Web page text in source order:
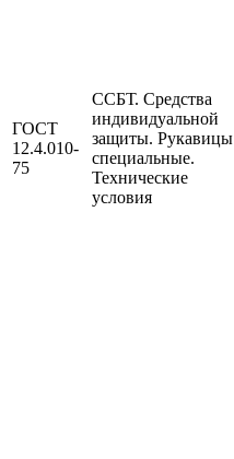
ГОСТ
12.4.010-
75
ССБТ. Средства
индивидуальной
защиты. Рукавицы
специальные.
Технические
условия